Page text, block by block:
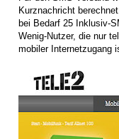
Kurznachricht
bei Bedarf 25 Inklusiv-
Wenig-Nutzer, die nur
mobiler Internetzugang